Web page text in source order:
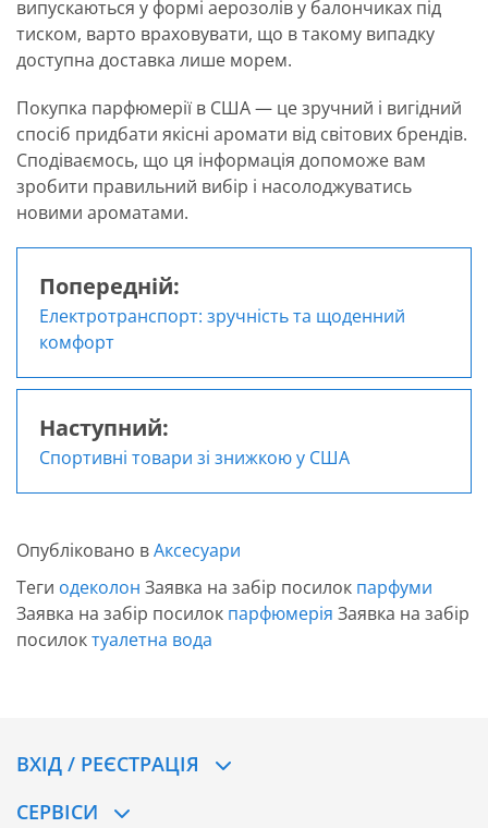
випускаються у формі аерозолів у балончиках під
тиском, варто враховувати, що в такому випадку
доступна доставка лише морем.
Покупка парфюмерії в США — це зручний і вигідний
спосіб придбати якісні аромати від світових брендів.
Сподіваємось, що ця інформація допоможе вам
зробити правильний вибір і насолоджуватись
новими ароматами.
Навігація
записів
Попередній:
Електротранспорт: зручність та щоденний
комфорт
Наступний:
Спортивні товари зі знижкою у США
Опубліковано вАксесуари
Теги одеколон Заявка на забір посилок парфуми
Заявка на забір посилок парфюмерія Заявка на забір
посилоктуалетна вода
ВХІД / РЕЄСТРАЦІЯ
CЕРВІСИ